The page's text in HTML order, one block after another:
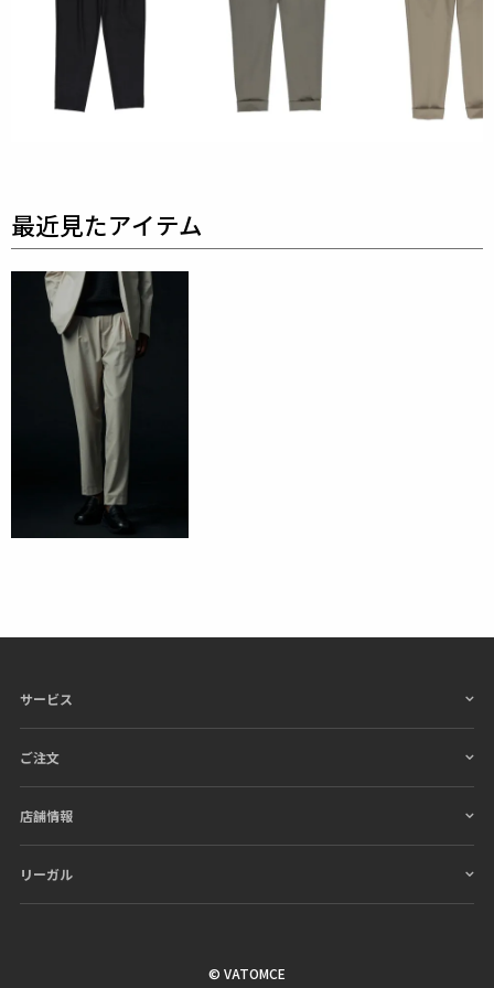
サービス
ご注文
店舗情報
リーガル
© VATOMCE